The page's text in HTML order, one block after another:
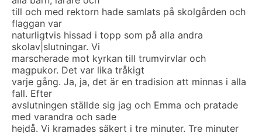
till och med rektorn hade samlats på skolgården och
flaggan var
naturligtvis hissad i topp som på alla andra
skolav|slutningar. Vi
marscherade mot kyrkan till trumvirvlar och
magpukor. Det var lika tråkigt
varje gång. Ja, ja, det är en tradision att minnas i alla
fall. Efter
avslutningen ställde sig jag och Emma och pratade
med varandra och sade
hejdå. Vi kramades säkert i tre minuter. Tre minuter